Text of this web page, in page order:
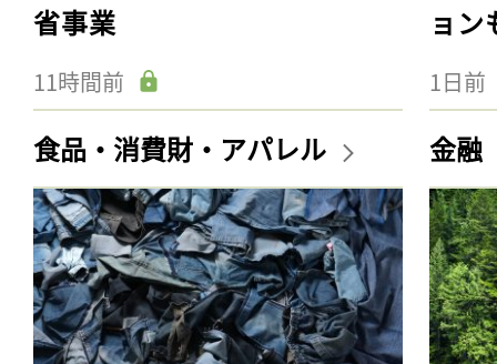
省事業
11時間前
ョン
1日前
食品・消費財・アパレル 金融